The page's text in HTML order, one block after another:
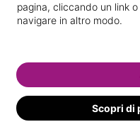
Following
pagina, cliccando un link
navigare in altro modo.
Scopri di